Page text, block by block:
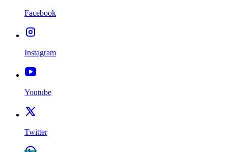
Facebook
Instagram
Youtube
Twitter